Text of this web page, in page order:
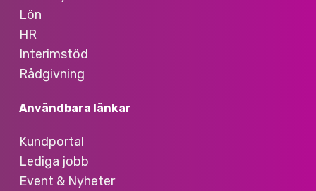
Lön
HR
Interimstöd
Rådgivning
Användbara länkar
Kundportal
Lediga jobb
Event & Nyheter